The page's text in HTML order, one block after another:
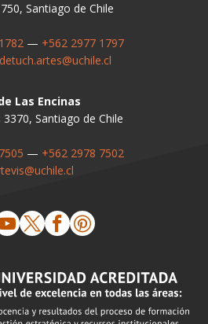
Santiago de Chile
— +562 2977 1797
Las Encinas
3370, Santiago de Chile
— +562 2978 7502